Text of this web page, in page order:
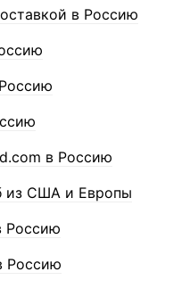
в Россию
в Россию
из США и Европы
Россию
Россию